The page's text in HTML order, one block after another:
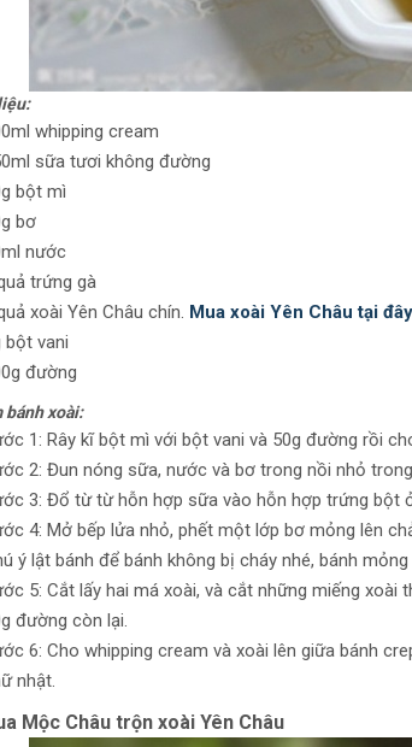
whipping cream
sữa tươi không đường
bột mì
bơ
nước
trứng gà
xoài Yên Châu chín. Mua xoài Yên Châu tại
bột vani
đường
bánh xoài:
1: Rây kĩ bột mì với bột vani và 50g đường rồi
2: Đun nóng sữa, nước và bơ trong nồi nhỏ
3: Đổ từ từ hỗn hợp sữa vào hỗn hợp trứng bột
4: Mở bếp lửa nhỏ, phết một lớp bơ mỏng lên
ý lật bánh để bánh không bị cháy nhé, bánh
5: Cắt lấy hai má xoài, và cắt những miếng xoài
đường còn lại.
6: Cho whipping cream và xoài lên giữa bánh
nhật.
Mộc Châu trộn xoài Yên Châu